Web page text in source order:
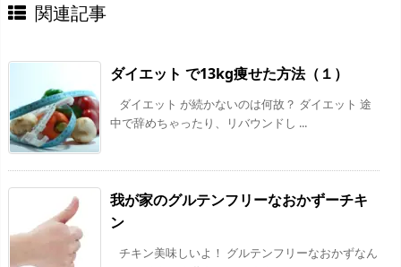
関連記事
ダイエット で13kg痩せた方法（１）
ダイエット が続かないのは何故？ ダイエット 途
中で辞めちゃったり、リバウンドし ...
我が家のグルテンフリーなおかずーチキ
ン
チキン美味しいよ！ グルテンフリーなおかずなん